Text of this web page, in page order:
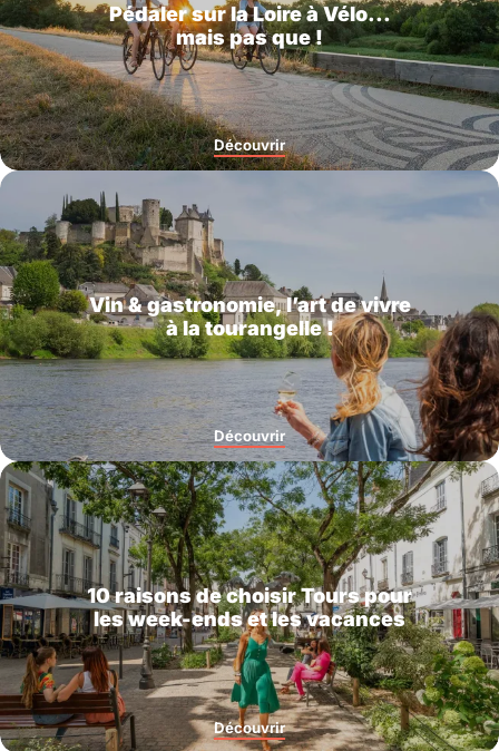
Pédaler sur la Loire à Vélo...
mais pas que !
Découvrir
Vin & gastronomie, l’art de vivre
à la tourangelle !
Découvrir
10 raisons de choisir Tours pour
les week-ends et les vacances
Découvrir